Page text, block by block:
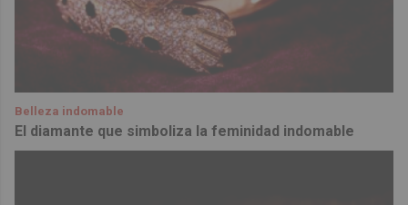
Belleza indomable
El diamante que simboliza la feminidad indomable